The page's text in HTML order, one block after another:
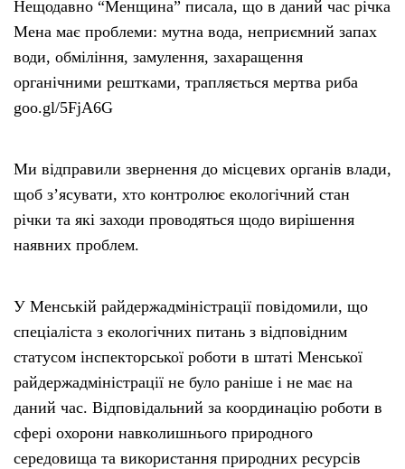
Нещодавно “Менщина” писала, що в даний час річка
Мена має проблеми: мутна вода, неприємний запах
води, обміління, замулення, захаращення
органічними рештками, трапляється мертва риба
goo.gl/5FjA6G
Ми відправили звернення до місцевих органів влади,
щоб з’ясувати, хто контролює екологічний стан
річки та які заходи проводяться щодо вирішення
наявних проблем.
У Менській райдержадміністрації повідомили, що
спеціаліста з екологічних питань з відповідним
статусом інспекторської роботи в штаті Менської
райдержадміністрації не було раніше і не має на
даний час. Відповідальний за координацію роботи в
сфері охорони навколишнього природного
середовища та використання природних ресурсів